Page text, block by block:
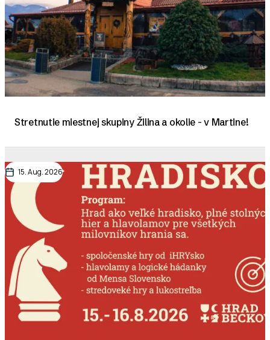
Stretnutie miestnej skupiny Žilina a okolie - v Martine!
15. Aug. 2026